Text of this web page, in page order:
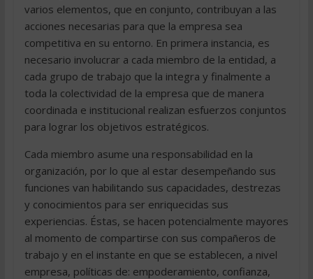
varios elementos, que en conjunto, contribuyan a las
acciones necesarias para que la empresa sea
competitiva en su entorno. En primera instancia, es
necesario involucrar a cada miembro de la entidad, a
cada grupo de trabajo que la integra y finalmente a
toda la colectividad de la empresa que de manera
coordinada e institucional realizan esfuerzos conjuntos
para lograr los objetivos estratégicos.
Cada miembro asume una responsabilidad en la
organización, por lo que al estar desempeñando sus
funciones van habilitando sus capacidades, destrezas
y conocimientos para ser enriquecidas sus
experiencias. Éstas, se hacen potencialmente mayores
al momento de compartirse con sus compañeros de
trabajo y en el instante en que se establecen, a nivel
empresa, políticas de: empoderamiento, confianza,